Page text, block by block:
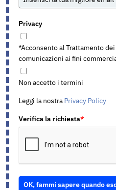
Privacy
*Acconsento al Trattamento
comunicazioni ai fini
Non accetto i termini
Leggi la nostra Privacy Policy
Verifica la richiesta*
OK, fammi sapere quando